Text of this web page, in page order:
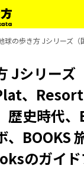
球の歩き方 Jシリーズ
Jシリーズ
、
歴史時代、
、BOOKS
のガイ